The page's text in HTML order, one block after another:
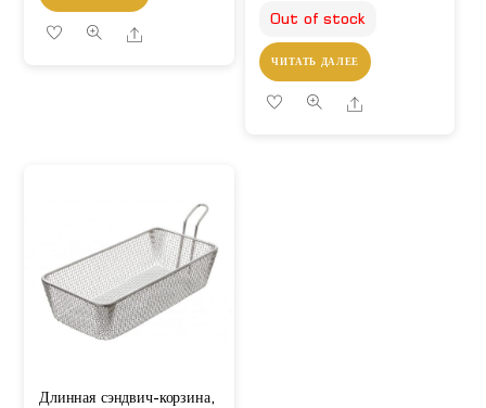
Share
Out of stock
ЧИТАТЬ ДАЛЕЕ
Share
Длинная сэндвич-корзина,